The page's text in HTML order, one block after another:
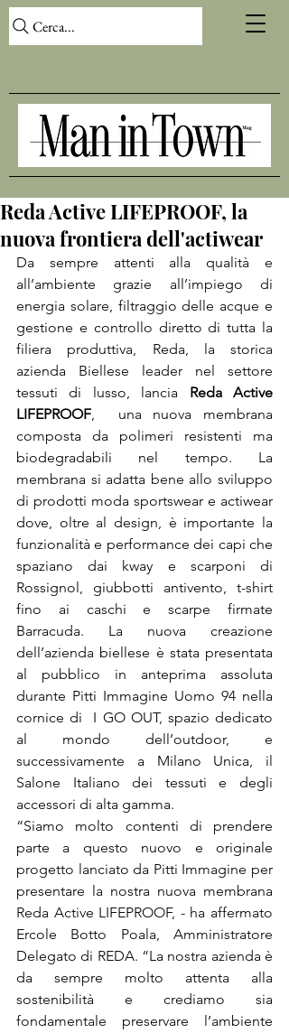
Cerca...
Reda Active LIFEPROOF, la
nuova frontiera dell'actiwear
Da sempre attenti alla qualità e
all’ambiente grazie all’impiego di
energia solare, filtraggio delle acque e
gestione e controllo diretto di tutta la
filiera produttiva, Reda, la storica
azienda Biellese leader nel settore
tessuti di lusso, lancia Reda Active
LIFEPROOF,  una nuova membrana
composta da polimeri resistenti ma
biodegradabili nel tempo. La
membrana si adatta bene allo sviluppo
di prodotti moda sportswear e actiwear
dove, oltre al design, è importante la
funzionalità e performance dei capi che
spaziano dai kway e scarponi di
Rossignol, giubbotti antivento, t-shirt
fino ai caschi e scarpe firmate
Barracuda. La nuova creazione
dell’azienda biellese è stata presentata
al pubblico in anteprima assoluta
durante Pitti Immagine Uomo 94 nella
cornice di  I GO OUT, spazio dedicato
al mondo dell’outdoor, e
successivamente a Milano Unica, il
Salone Italiano dei tessuti e degli
accessori di alta gamma.
“Siamo molto contenti di prendere
parte a questo nuovo e originale
progetto lanciato da Pitti Immagine per
presentare la nostra nuova membrana
Reda Active LIFEPROOF, - ha affermato
Ercole Botto Poala, Amministratore
Delegato di REDA. “La nostra azienda è
da sempre molto attenta alla
sostenibilità e crediamo sia
fondamentale preservare l’ambiente